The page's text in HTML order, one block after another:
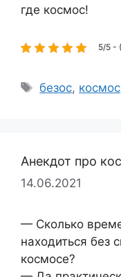
где космос!
5/5 -
Метки
безос, космос
Анекдот про
14.06.2021
— Сколько
находиться без
космосе?